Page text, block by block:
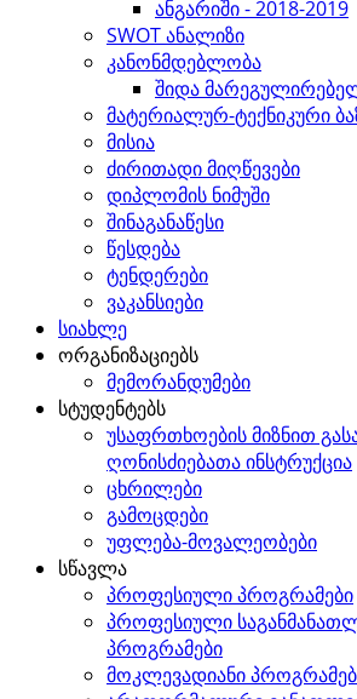
ანგარიში - 2018-2019
SWOT ანალიზი
კანონმდებლობა
შიდა
მატერიალურ-ტექნიკური
მისია
ძირითადი მიღწევები
დიპლომის ნიმუში
შინაგანაწესი
წესდება
ტენდერები
ვაკანსიები
სიახლე
ორგანიზაციებს
მემორანდუმები
სტუდენტებს
უსაფრთხოების მიზნით
ღონისძიებათა ინსტრუქცია
ცხრილები
გამოცდები
უფლება-მოვალეობები
სწავლა
პროფესიული პროგრამები
პროფესიული
პროგრამები
მოკლევადიანი